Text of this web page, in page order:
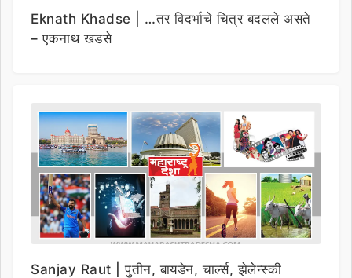
Eknath Khadse | …तर विदर्भाचे चित्र बदलले असते
– एकनाथ खडसे
Sanjay Raut | पुतीन, बायडेन, चार्ल्स, झेलेन्स्की